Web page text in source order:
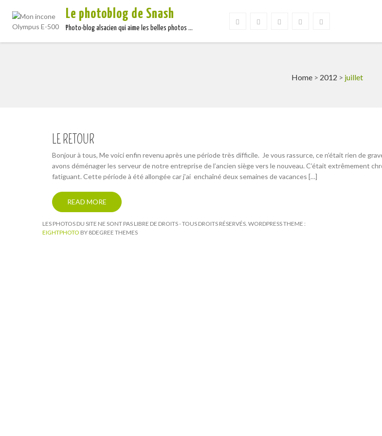
Le photoblog de Snash
Photo-blog alsacien qui aime les belles photos …
Home> 2012 > juillet
LE RETOUR
Bonjour à tous, Me voici enfin revenu après une période très difficile. Je vous rassurce, ce n’était rien de
avons déménager les serveur de notre entreprise de l’ancien siège vers le nouveau. C’était extrêmement
fatiguant. Cette période à été allongée car j’ai enchaîné deux semaines de vacances […]
READ MORE
LES PHOTOS DU SITE NE SONT PAS LIBRE DE DROITS - TOUS DROITS RÉSERVÉS. WORDPRESS THEME :
EIGHTPHOTO BY 8DEGREE THEMES